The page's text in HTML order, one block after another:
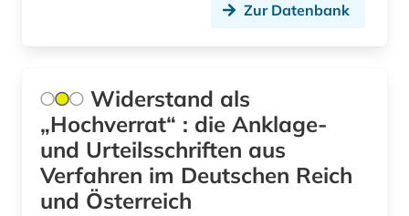
evangelische kirche (1)
exilliteratur (1)
exilpresse (1)
export (1)
Zur Datenbank
Widerstand als
„Hochverrat“ : die Anklage-
und Urteilsschriften aus
Verfahren im Deutschen Reich
und Österreich